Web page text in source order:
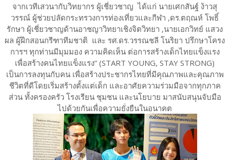
จากเวทีเสวนากับวิทยากร ผู้เชี่ยวชาญ ​ ได้แก่ นายเศกสันฐ์ ง้าวสุ
วรรณ์ ผู้ช่วยปลัดกระทรวงการท่องเที่ยวและกีฬา ,ดร.ตฤณห์ โพธิ์
รักษา ผู้เชี่ยวชาญด้านอาชญาวิทยาเชิงจิตวิทยา ,นายเอกวิทย์ แสวง
ผล ผู้ฝึกสอนกรีฑาทีมชาติ และ รศ.ดร.วรรณชลี โนริยา ปรึกษาโครง
การฯ ทุกท่านมีมุมมอง ความคิดเห็น ต่อการสร้างเด็กไทยแข็งแรง
เพื่อสร้างคนไทยแข็งแรง” (START YOUNG, STAY STRONG)
เป็นการลงทุนกับคน เพื่อสร้างประชากรไทยที่มีคุณภาพและคุณภาพ
ชีวิตที่ดีโดยเริ่มสร้างตั้งแต่เด็ก และอาศัยความร่วมมือจากทุกภาค
ส่วน ทั้งครองครัว โรงเรียน ชุมชน และนโยบาย มาสนับสนุนจับมือ
ไปด้วยกันเพื่อความยั่งยืนในอนาคต